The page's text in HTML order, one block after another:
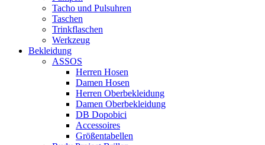
Tacho und Pulsuhren
Taschen
Trinkflaschen
Werkzeug
Bekleidung
ASSOS
Herren Hosen
Damen Hosen
Herren Oberbekleidung
Damen Oberbekleidung
DB Dopobici
Accessoires
Größentabellen